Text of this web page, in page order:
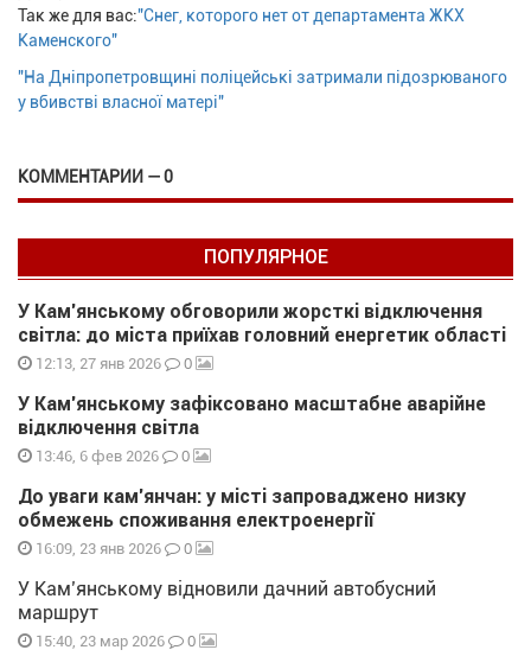
Так же для вас:"Снег, которого нет от департамента ЖКХ
Каменского"
"На Дніпропетровщині поліцейські затримали підозрюваного
у вбивстві власної матері"
КОММЕНТАРИИ — 0
ПОПУЛЯРНОЕ
У Кам’янському обговорили жорсткі відключення
світла: до міста приїхав головний енергетик області
12:13, 27 янв 2026 0
У Кам’янському зафіксовано масштабне аварійне
відключення світла
13:46, 6 фев 2026 0
До уваги кам’янчан: у місті запроваджено низку
обмежень споживання електроенергії
16:09, 23 янв 2026 0
У Кам’янському відновили дачний автобусний
маршрут
15:40, 23 мар 2026 0